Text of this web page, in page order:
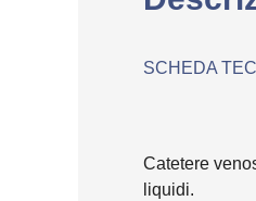
SCHEDA
Catetere
liquidi.